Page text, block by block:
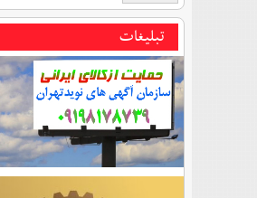
تبلیغات